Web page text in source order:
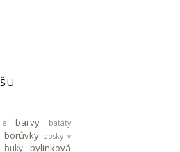
barvy batáty
borůvky bosky v
buky
bylinková